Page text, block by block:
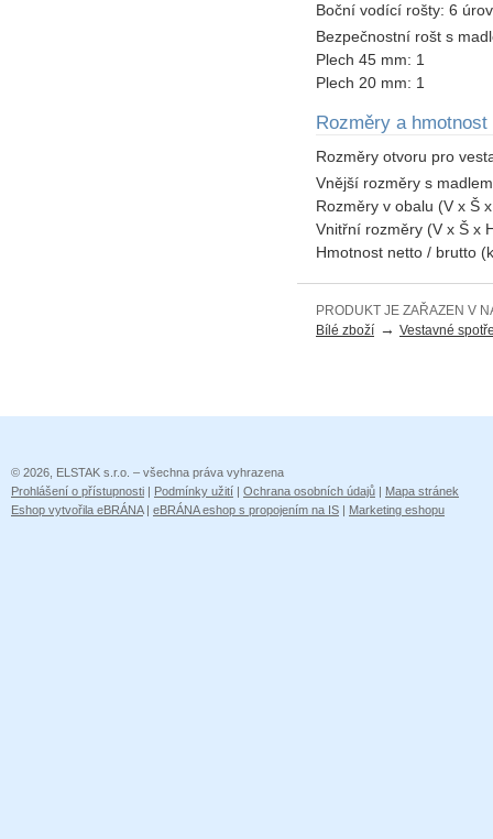
Boční vodící rošty: 6
Bezpečnostní rošt s
Plech 45 mm: 1
Plech 20 mm: 1
Rozměry a hmotnost
Rozměry otvoru pro
Vnější rozměry s
Rozměry v obalu (V x Š
Vnitřní rozměry (V x Š x
Hmotnost netto / brutto
PRODUKT JE ZAŘAZEN V
Bílé zboží → Vestavné
© 2026, ELSTAK s.r.o. – všechna práva vyhrazena
Prohlášení o přístupnosti
Podmínky užití Ochrana osobních údajů
Mapa stránek
Eshop vytvořila eBRÁNA| eBRÁNA eshop s propojením na IS Marketing eshopu